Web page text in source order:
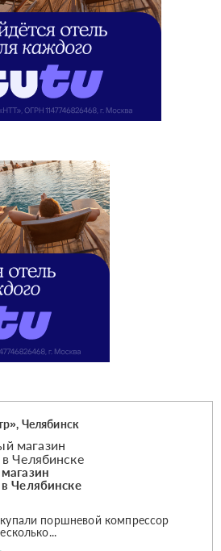
Челябинск
Челябинске
поршневой компрессор